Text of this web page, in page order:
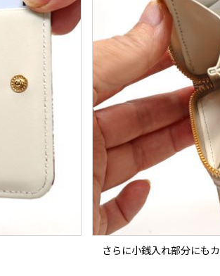
さらに小銭入れ部分にも